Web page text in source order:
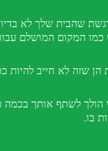
שהבית שלך לא
המקום המושלם
שזה לא חייב להיות
הולך לשתף אותך
בו.